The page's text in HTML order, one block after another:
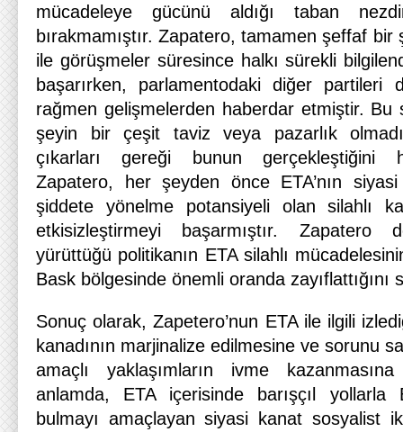
mücadeleye gücünü aldığı taban
bırakmamıştır. Zapatero, tamamen şeffaf
ile görüşmeler süresince halkı sürekli
başarırken, parlamentodaki diğer partileri
rağmen gelişmelerden haberdar etmiştir. Bu
şeyin bir çeşit taviz veya pazarlık
çıkarları gereği bunun gerçekleştiğini
Zapatero, her şeyden önce ETA’nın
şiddete yönelme potansiyeli olan silahlı
etkisizleştirmeyi başarmıştır. Zapatero
yürüttüğü politikanın ETA silahlı
Bask bölgesinde önemli oranda
Sonuç olarak, Zapetero’nun ETA ile ilgili
kanadının marjinalize edilmesine ve sorunu
amaçlı yaklaşımların ivme
anlamda, ETA içerisinde barışçıl yollarla
bulmayı amaçlayan siyasi kanat sosyalist